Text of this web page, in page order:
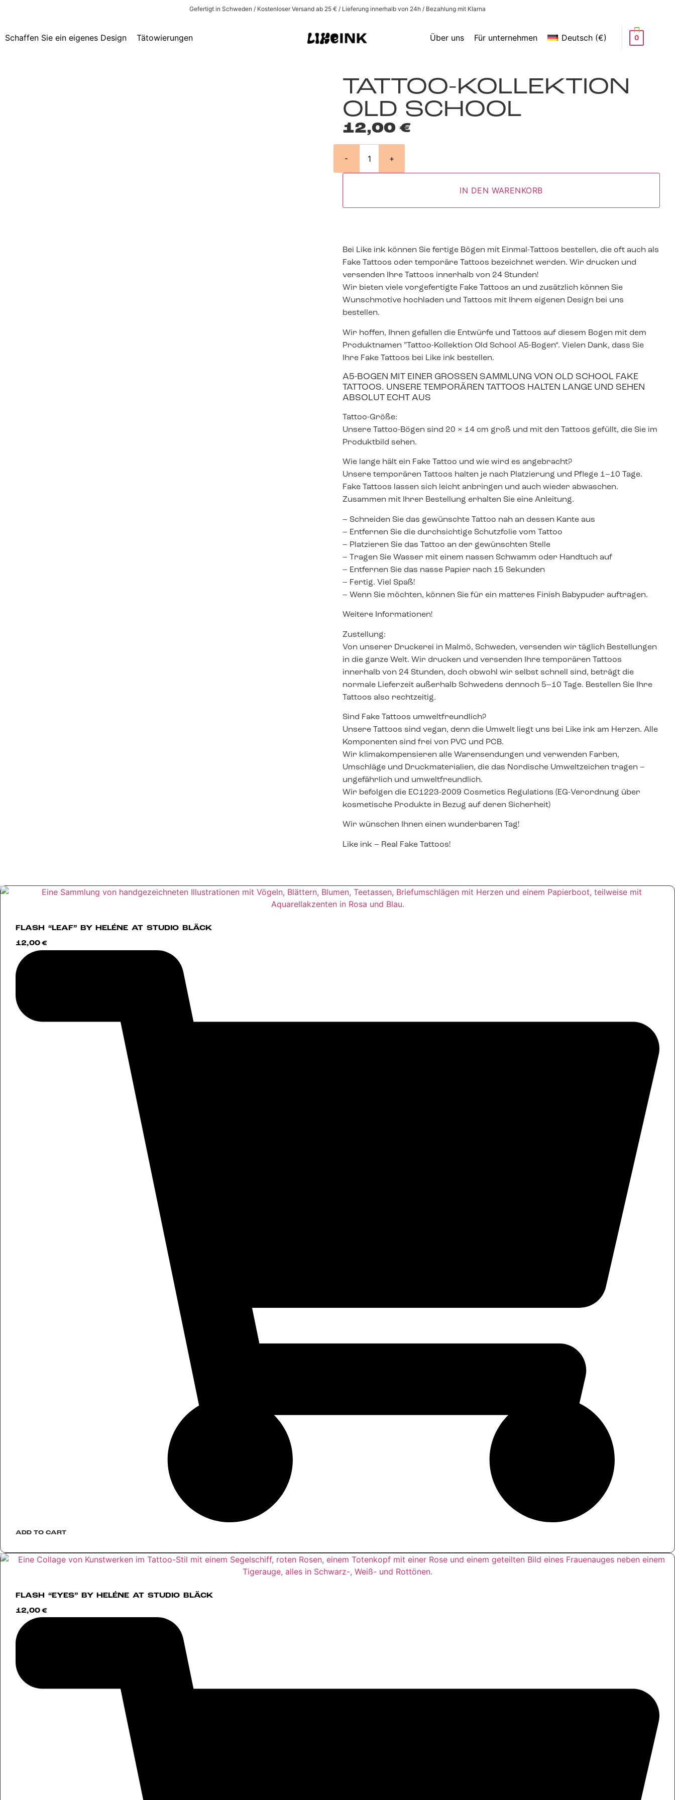
Gefertigt in Schweden / Kostenloser Versand ab 25 € / Lieferung innerhalb von 24h / Bezahlung mit Klarna
Schaffen Sie ein eigenes Design Tätowierungen Über uns Für unternehmen Deutsch (€) 0
TATTOO-KOLLEKTION
OLD SCHOOL
12,00 €
- +
IN DEN WARENKORB
Bei Like ink können Sie fertige Bögen mit Einmal-Tattoos bestellen, die oft auch als
Fake Tattoos oder temporäre Tattoos bezeichnet werden. Wir drucken und
versenden Ihre Tattoos innerhalb von 24 Stunden!
Wir bieten viele vorgefertigte Fake Tattoos an und zusätzlich können Sie
Wunschmotive hochladen und Tattoos mit Ihrem eigenen Design bei uns
bestellen.
Wir hoffen, Ihnen gefallen die Entwürfe und Tattoos auf diesem Bogen mit dem
Produktnamen ”Tattoo-Kollektion Old School A5-Bogen“. Vielen Dank, dass Sie
Ihre Fake Tattoos bei Like ink bestellen.
A5-BOGEN MIT EINER GROSSEN SAMMLUNG VON OLD SCHOOL FAKE T
ATTOOS. UNSERE TEMPORÄREN TATTOOS HALTEN LANGE UND SEHEN A
BSOLUT ECHT AUS
Tattoo-Größe:
Unsere Tattoo-Bögen sind 20 × 14 cm groß und mit den Tattoos gefüllt, die Sie im
Produktbild sehen.
Wie lange hält ein Fake Tattoo und wie wird es angebracht?
Unsere temporären Tattoos halten je nach Platzierung und Pflege 1–10 Tage.
Fake Tattoos lassen sich leicht anbringen und auch wieder abwaschen.
Zusammen mit Ihrer Bestellung erhalten Sie eine Anleitung.
– Schneiden Sie das gewünschte Tattoo nah an dessen Kante aus
– Entfernen Sie die durchsichtige Schutzfolie vom Tattoo
– Platzieren Sie das Tattoo an der gewünschten Stelle
– Tragen Sie Wasser mit einem nassen Schwamm oder Handtuch auf
– Entfernen Sie das nasse Papier nach 15 Sekunden
– Fertig. Viel Spaß!
– Wenn Sie möchten, können Sie für ein matteres Finish Babypuder auftragen.
Weitere Informationen!
Zustellung:
Von unserer Druckerei in Malmö, Schweden, versenden wir täglich Bestellungen
in die ganze Welt. Wir drucken und versenden Ihre temporären Tattoos
innerhalb von 24 Stunden, doch obwohl wir selbst schnell sind, beträgt die
normale Lieferzeit außerhalb Schwedens dennoch 5–10 Tage. Bestellen Sie Ihre
Tattoos also rechtzeitig.
Sind Fake Tattoos umweltfreundlich?
Unsere Tattoos sind vegan, denn die Umwelt liegt uns bei Like ink am Herzen. Alle
Komponenten sind frei von PVC und PCB.
Wir klimakompensieren alle Warensendungen und verwenden Farben,
Umschläge und Druckmaterialien, die das Nordische Umweltzeichen tragen –
ungefährlich und umweltfreundlich.
Wir befolgen die EC1223-2009 Cosmetics Regulations (EG-Verordnung über
kosmetische Produkte in Bezug auf deren Sicherheit)
Wir wünschen Ihnen einen wunderbaren Tag!
Like ink – Real Fake Tattoos!
FLASH “LEAF” BY HELÉNE AT STUDIO BLÄCK
12,00 €
ADD TO CART
FLASH “EYES” BY HELÉNE AT STUDIO BLÄCK
12,00 €